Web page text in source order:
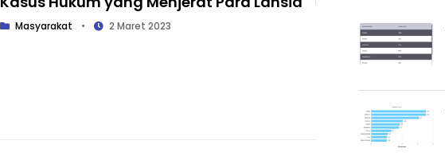
Masyarakat • 2 Maret 2023